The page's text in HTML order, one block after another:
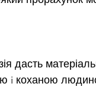
дасть
i коханою